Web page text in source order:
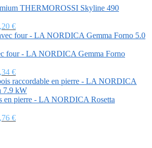
€.
est :THERMOROSSI Skyline 490
€.
€Le
prix
est :
four - LA NORDICA Gemma Forno
€.
€Le
prix
actuel
est :
en pierre - LA NORDICA Rosetta
€Le